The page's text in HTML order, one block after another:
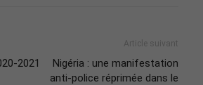
2021
Article suivant
Nigéria : une manifestation
anti-police réprimée dans le